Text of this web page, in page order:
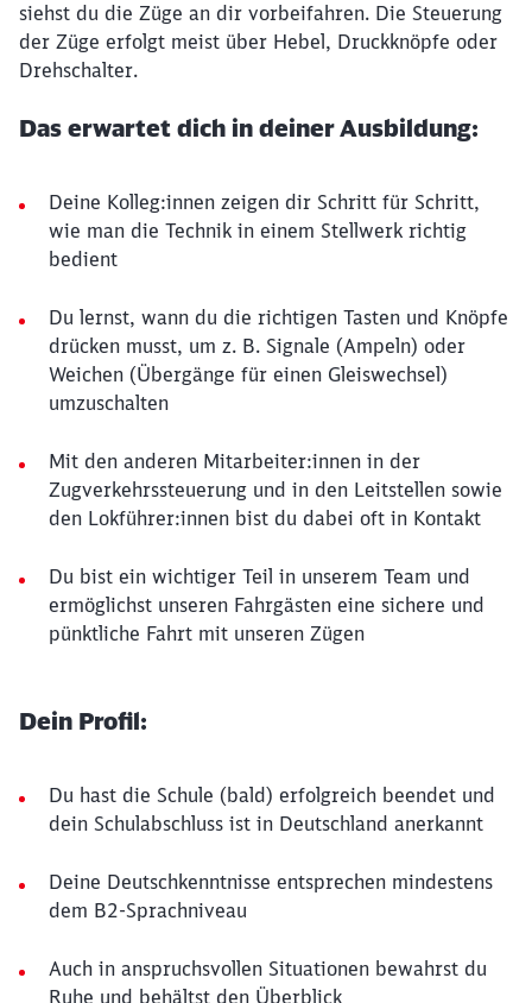
siehst du die Züge an dir vorbeifahren. Die Steuerung
der Züge erfolgt meist über Hebel, Druckknöpfe oder
Drehschalter.
Das erwartet dich in deiner Ausbildung:
Deine Kolleg:innen zeigen dir Schritt für Schritt,
wie man die Technik in einem Stellwerk richtig
bedient
Du lernst, wann du die richtigen Tasten und Knöpfe
drücken musst, um z. B. Signale (Ampeln) oder
Weichen (Übergänge für einen Gleiswechsel)
umzuschalten
Mit den anderen Mitarbeiter:innen in der
Zugverkehrssteuerung und in den Leitstellen sowie
den Lokführer:innen bist du dabei oft in Kontakt
Du bist ein wichtiger Teil in unserem Team und
ermöglichst unseren Fahrgästen eine sichere und
pünktliche Fahrt mit unseren Zügen
Dein Profil:
Du hast die Schule (bald) erfolgreich beendet und
dein Schulabschluss ist in Deutschland anerkannt
Deine Deutschkenntnisse entsprechen mindestens
dem B2-Sprachniveau
Auch in anspruchsvollen Situationen bewahrst du
Ruhe und behältst den Überblick